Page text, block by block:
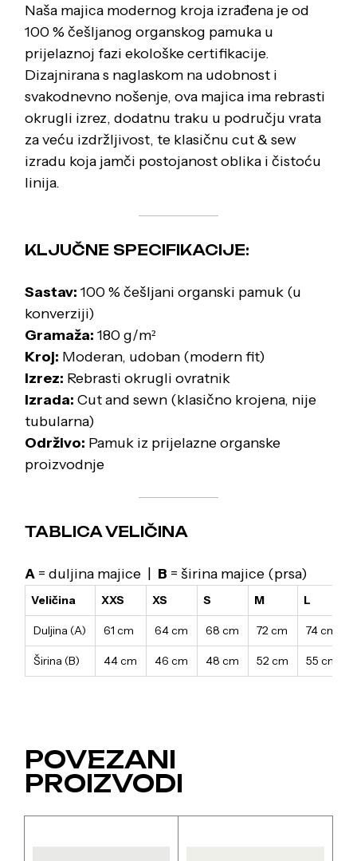
Naša majica modernog kroja izrađena je od
100 % češljanog organskog pamuka u
prijelaznoj fazi ekološke certifikacije.
Dizajnirana s naglaskom na udobnost i
svakodnevno nošenje, ova majica ima rebrasti
okrugli izrez, dodatnu traku u području vrata
za veću izdržljivost, te klasičnu cut & sew
izradu koja jamči postojanost oblika i čistoću
linija.
KLJUČNE SPECIFIKACIJE:
Sastav: 100 % češljani organski pamuk (u
konverziji)
Gramaža: 180 g/m²
Kroj: Moderan, udoban (modern fit)
Izrez: Rebrasti okrugli ovratnik
Izrada: Cut and sewn (klasično krojena, nije
tubularna)
Održivo: Pamuk iz prijelazne organske
proizvodnje
TABLICA VELIČINA
A = duljina majice | B = širina majice (prsa)
Veličina XXS XS S M L
Duljina (A) 61 cm 64 cm 68 cm 72 cm 74 cm
Širina (B) 44 cm 46 cm 48 cm 52 cm 55 cm
POVEZANI
PROIZVODI
ima